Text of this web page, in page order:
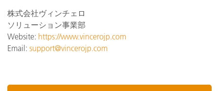
株式会社ヴィンチェロ
ソリューション事業部
Website: https://www.vincerojp.com
Email: support@vincerojp.com